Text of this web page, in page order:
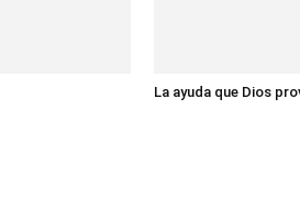
La ayuda que Dios